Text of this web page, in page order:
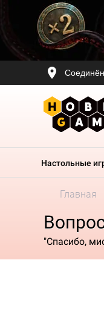
Настольные
Главная
"Спасибо,